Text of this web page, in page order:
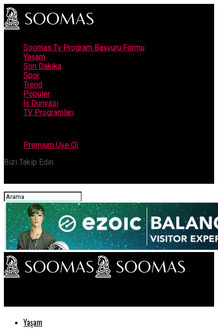
Soomas Tv Program Başvuru Formu
Yaşam
Son Dakika
Spor
Trend
Popüler
İş Dünyası
TV Programları
Premium Üye Ol
Bizi Takip Edin
Yaşam